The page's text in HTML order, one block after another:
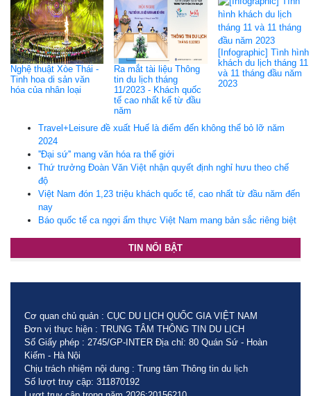
Nghệ thuật Xòe Thái -
Tinh hoa di sản văn
hóa của nhân loại
Ra mắt tài liệu Thông
tin du lịch tháng
11/2023 - Khách quốc
tế cao nhất kể từ đầu
năm
[Infographic] Tình hình
khách du lịch tháng 11
và 11 tháng đầu năm
2023
Travel+Leisure đề xuất Huế là điểm đến không thể bỏ lỡ năm
2024
''Đại sứ'' mang văn hóa ra thế giới
Thứ trưởng Đoàn Văn Việt nhận quyết định nghỉ hưu theo chế
độ
Việt Nam đón 1,23 triệu khách quốc tế, cao nhất từ đầu năm đến
nay
Báo quốc tế ca ngợi ẩm thực Việt Nam mang bản sắc riêng biệt
TIN NỔI BẬT
Cơ quan chủ quản : CỤC DU LỊCH QUỐC GIA VIỆT NAM
Đơn vị thực hiện : TRUNG TÂM THÔNG TIN DU LỊCH
Số Giấy phép : 2745/GP-INTER Địa chỉ: 80 Quán Sứ - Hoàn
Kiếm - Hà Nội
Chịu trách nhiệm nội dung : Trung tâm Thông tin du lịch
Số lượt truy cập: 311870192